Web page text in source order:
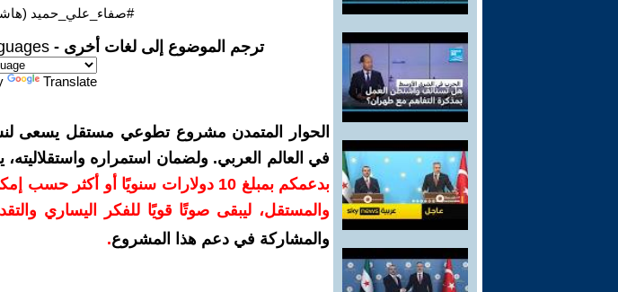
#صفاء_علي_حميد
ترجم الموضوع إلى لغات أخرى -
Translate
الحوار المتمدن مشروع تطوعي مستقل يسعى لنشر
في العالم العربي. ولضمان استمراره
بدعمكم بمبلغ 10 دولارات سنويًا أو
والمستقل، ليبقى صوتًا قويًا للفكر اليساري
والمشاركة في دعم هذا المشروع.